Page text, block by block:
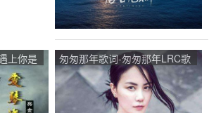
上你是
泽
匆匆那年歌词-匆匆那年LRC歌
词-王菲